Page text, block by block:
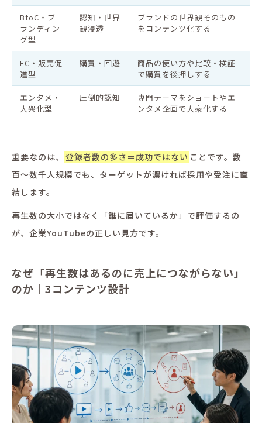
BtoC・ブ
ランディン
グ型
認知・世界
観浸透
ブランドの世界観そのもの
をコンテンツ化する
EC・販売促
進型
購買・回遊
商品の使い方や比較・検証
で購買を後押しする
エンタメ・
大衆化型
圧倒的認知
専門テーマをショートやエ
ンタメ企画で大衆化する
重要なのは、 登録者数の多さ＝成功ではない ことです。数
百〜数千人規模でも、ターゲットが濃ければ採用や受注に直
結します。
再生数の大小ではなく「誰に届いているか」で評価するの
が、企業YouTubeの正しい見方です。
なぜ「再生数はあるのに売上につながらない」
のか｜3コンテンツ設計